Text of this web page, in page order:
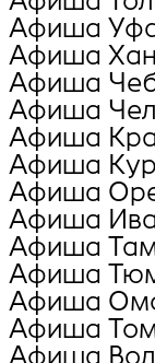
Афиша
Афиша
Афиша
Афиша
Афиша
Афиша
Афиша
Афиша
Афиша
Афиша
Афиша
Афиша
Афиша